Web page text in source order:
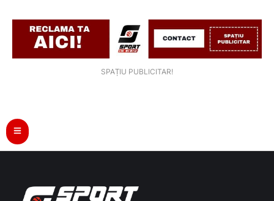
SPAȚIU PUBLICITAR!